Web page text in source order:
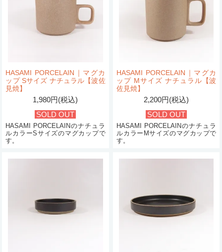
HASAMI PORCELAIN｜マグカ
ップ Sサイズ ナチュラル【波佐
見焼】
1,980円(税込)
SOLD OUT
HASAMI PORCELAINのナチュラ
ルカラーSサイズのマグカップで
す。
HASAMI PORCELAIN｜マグカ
ップ Mサイズ ナチュラル【波
佐見焼】
2,200円(税込)
SOLD OUT
HASAMI PORCELAINのナチュラ
ルカラーMサイズのマグカップで
す。